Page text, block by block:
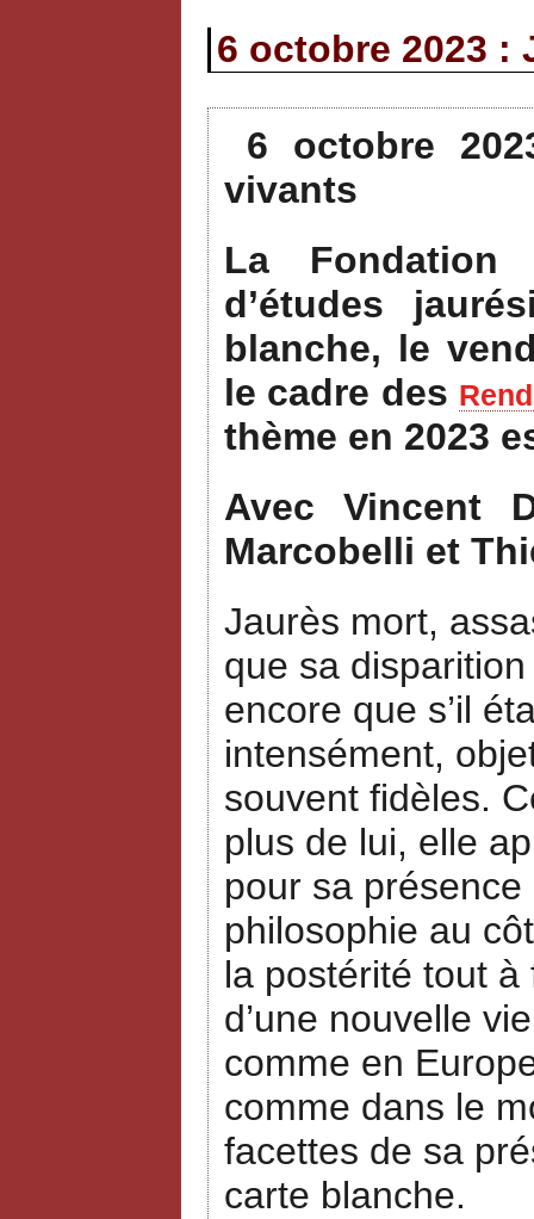
6 octobre 2023 :
6 octobre
vivants
La Fondation
d’études
blanche, le
le cadre des
thème en 2023
Avec Vincent
Marcobelli et
Jaurès mort,
que sa
encore que s’il
intensément,
souvent fidèles.
plus de lui, elle
pour sa présence
philosophie au
la postérité tout
d’une nouvelle
comme en
comme dans le
facettes de sa
carte blanche.